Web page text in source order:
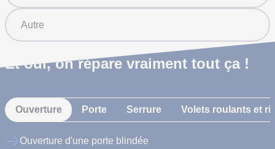
Autre
Et oui, on répare vraiment tout ça !
Ouverture Porte Serrure Volets roulants et
Ouverture d'une porte blindée